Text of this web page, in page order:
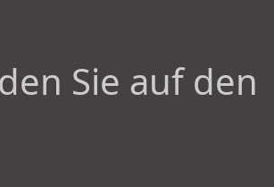
Sie auf den